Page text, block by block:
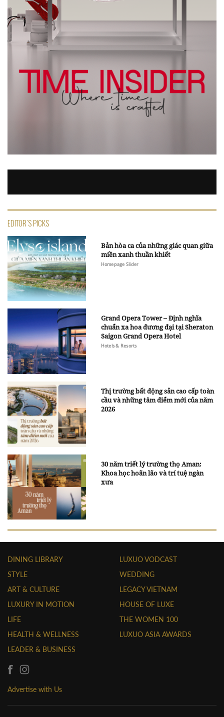
EDITOR'S PICKS
Bản hòa ca của những giác quan giữa
miền xanh thuần khiết
Homepage Slider
Grand Opera Tower – Định nghĩa
chuẩn xa hoa đương đại tại Sheraton
Saigon Grand Opera Hotel
Hotels & Resorts
Thị trường bất động sản cao cấp toàn
cầu và những tâm điểm mới của năm
2026
30 năm triết lý trường thọ Aman:
Khoa học hoãn lão và trí tuệ ngàn
xưa
DINING LIBRARY
STYLE
ART & CULTURE
LUXURY IN MOTION
LIFE
HEALTH & WELLNESS
LEADER & BUSINESS
LUXUO VODCAST
WEDDING
LEGACY VIETNAM
HOUSE OF LUXE
THE WOMEN 100
LUXUO ASIA AWARDS
Advertise with Us